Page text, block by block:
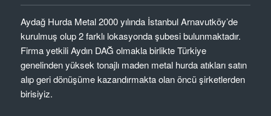
Aydağ Hurda Metal 2000 yılında İstanbul Arnavutköy’de
kurulmuş olup 2 farklı lokasyonda şubesi bulunmaktadır.
Firma yetkili Aydın DAĞ olmakla birlikte Türkiye
genelinden yüksek tonajlı maden metal hurda atıkları satın
alıp geri dönüşüme kazandırmakta olan öncü şirketlerden
birisiyiz.